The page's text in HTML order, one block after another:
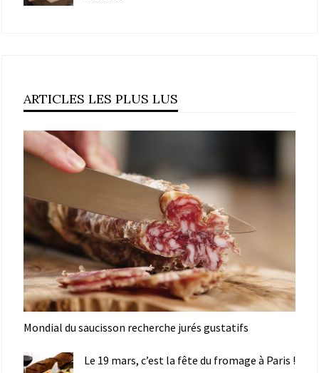
ARTICLES LES PLUS LUS
Mondial du saucisson recherche jurés gustatifs
Le 19 mars, c’est la fête du fromage à Paris !